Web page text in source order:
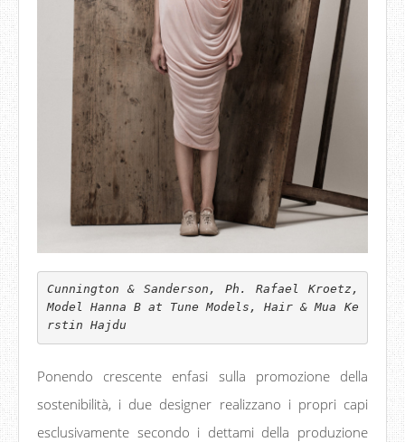
Cunnington & Sanderson, Ph. Rafael Kroetz,
Model Hanna B at Tune Models, Hair & Mua Ke
rstin Hajdu
Ponendo crescente enfasi sulla promozione della
sostenibilità, i due designer realizzano i propri capi
esclusivamente secondo i dettami della produzione